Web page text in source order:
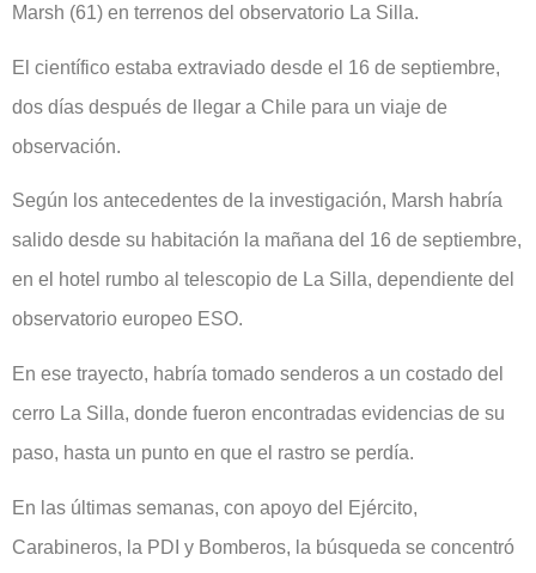
Marsh (61) en terrenos del observatorio La Silla.
El científico estaba extraviado desde el 16 de septiembre,
dos días después de llegar a Chile para un viaje de
observación.
Según los antecedentes de la investigación, Marsh habría
salido desde su habitación la mañana del 16 de septiembre,
en el hotel rumbo al telescopio de La Silla, dependiente del
observatorio europeo ESO.
En ese trayecto, habría tomado senderos a un costado del
cerro La Silla, donde fueron encontradas evidencias de su
paso, hasta un punto en que el rastro se perdía.
En las últimas semanas, con apoyo del Ejército,
Carabineros, la PDI y Bomberos, la búsqueda se concentró